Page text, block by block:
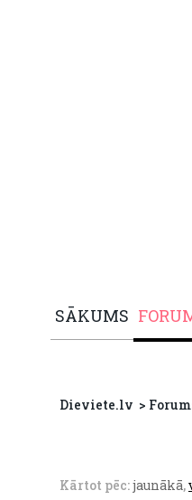
SĀKUMS
Dieviete.lv
Kārtot pēc:jaunākā,